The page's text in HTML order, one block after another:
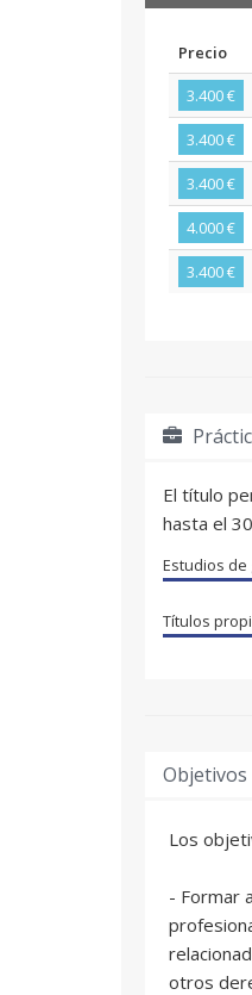
Precio
3.400 €
3.400 €
3.400 €
4.000 €
3.400 €
El título
hasta el
Estudios de
Títulos
Objetivos
Los
- Formar
otros